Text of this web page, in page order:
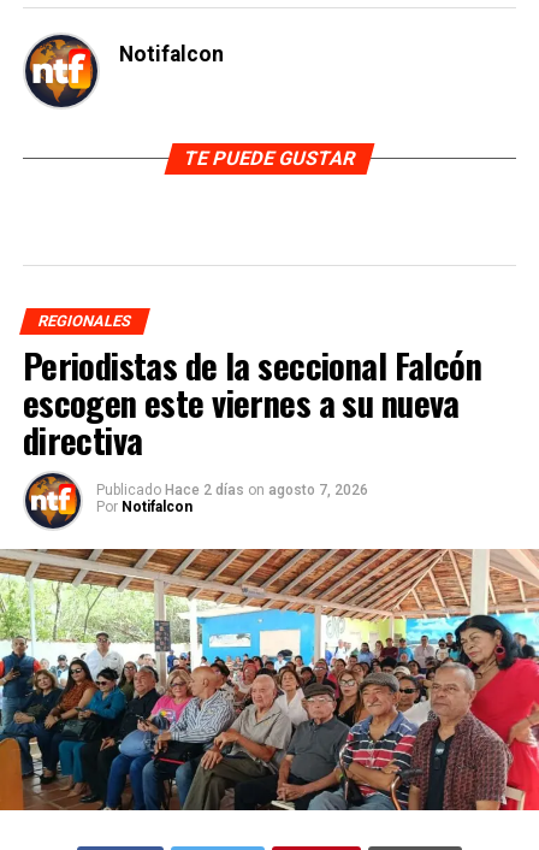
Notifalcon
TE PUEDE GUSTAR
REGIONALES
Periodistas de la seccional Falcón
escogen este viernes a su nueva
directiva
Publicado Hace 2 días on agosto 7, 2026
Por Notifalcon